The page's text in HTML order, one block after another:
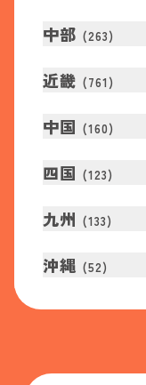
中部 (263)
近畿 (761 )
中国 (160)
四国 (123)
九州 (133)
沖縄 (52)